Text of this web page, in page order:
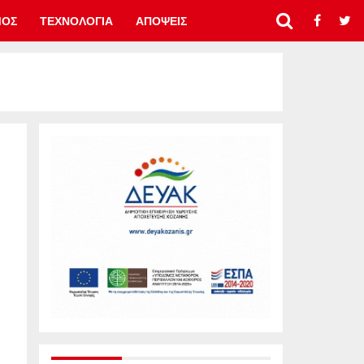
ΤΕΧΝΟΛΟΓΙΑ ΑΠΟΨΕΙΣ